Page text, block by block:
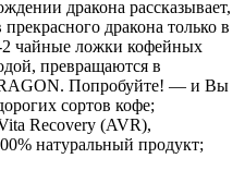
дракона рассказывает,
дракона только в
2 чайные ложки кофейных
превращаются в
Попробуйте! — и Вы
сортов кофе;
Recovery (AVR),
натуральный продукт;